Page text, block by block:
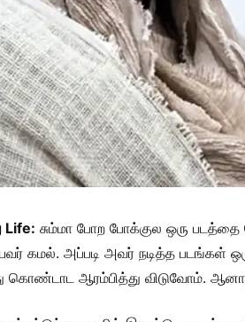
Life: சும்மா போற போக்குல ஒரு
கமல். அப்படி அவர் நடித்த படங்கள்
கொண்டாட ஆரம்பித்து விடுவோம்.